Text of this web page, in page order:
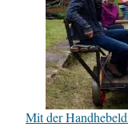
Mit der